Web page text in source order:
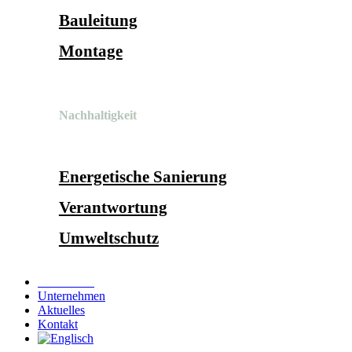
Bauleitung
Montage
Nachhaltigkeit
Energetische Sanierung
Verantwortung
Umweltschutz
Unternehmen
Aktuelles
Kontakt